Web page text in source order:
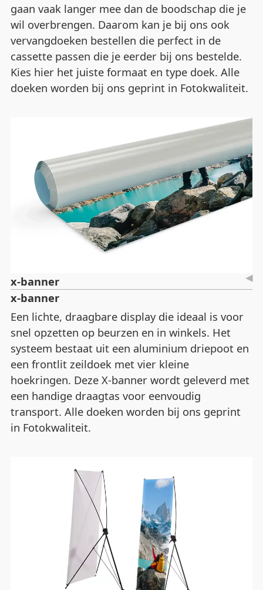
gaan vaak langer mee dan de boodschap die je
wil overbrengen. Daarom kan je bij ons ook
vervangdoeken bestellen die perfect in de
cassette passen die je eerder bij ons bestelde.
Kies hier het juiste formaat en type doek. Alle
doeken worden bij ons geprint in Fotokwaliteit.
x-banner
x-banner
Een lichte, draagbare display die ideaal is voor
snel opzetten op beurzen en in winkels. Het
systeem bestaat uit een aluminium driepoot en
een frontlit zeildoek met vier kleine
hoekringen. Deze X-banner wordt geleverd met
een handige draagtas voor eenvoudig
transport. Alle doeken worden bij ons geprint
in Fotokwaliteit.